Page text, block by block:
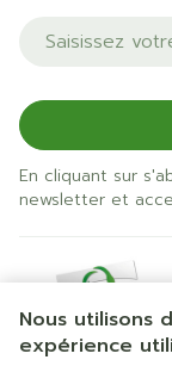
Nous utilisons
expérience
Adresse mail
En cliquant sur
newsletter et